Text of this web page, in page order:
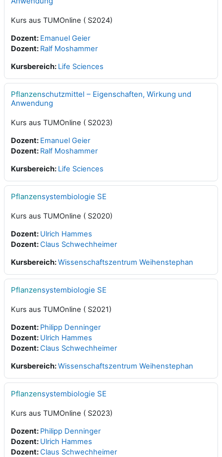
Kurs aus TUMOnline ( S2024)
Dozent: Emanuel Geier
Dozent: Ralf Moshammer
Kursbereich: Life Sciences
Pflanzenschutzmittel – Eigenschaften, Wirkung und
Anwendung
Kurs aus TUMOnline ( S2023)
Dozent: Emanuel Geier
Dozent: Ralf Moshammer
Kursbereich: Life Sciences
Pflanzensystembiologie SE
Kurs aus TUMOnline ( S2020)
Dozent: Ulrich Hammes
Dozent:Claus Schwechheimer
Kursbereich:Wissenschaftszentrum Weihenstephan
Pflanzensystembiologie SE
Kurs aus TUMOnline ( S2021)
Dozent: Philipp Denninger
Dozent: Ulrich Hammes
Dozent:Claus Schwechheimer
Kursbereich:Wissenschaftszentrum Weihenstephan
Pflanzensystembiologie SE
Kurs aus TUMOnline ( S2023)
Dozent: Philipp Denninger
Dozent: Ulrich Hammes
Dozent:Claus Schwechheimer